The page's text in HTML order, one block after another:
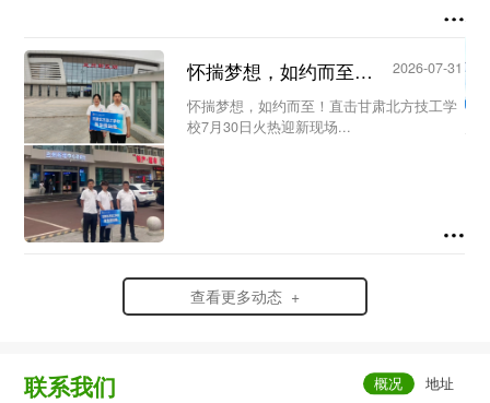
怀揣梦想，如约而至！直击甘肃北方技工学校7月30日火热迎新现场...
2026-07-31
怀揣梦想，如约而至！直击甘肃北方技工学
校7月30日火热迎新现场...
查看更多动态 +
联系我们